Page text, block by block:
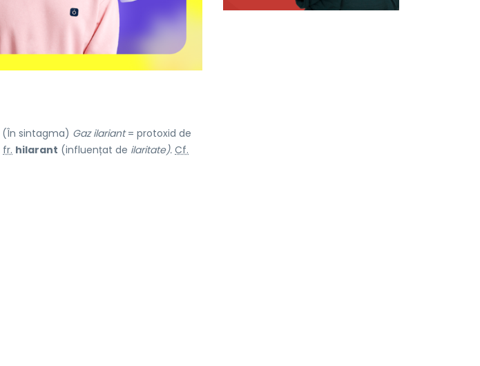
(În sintagma) Gaz ilariant= protoxid de
fr. hilarant (influențat de ilaritate). Cf.